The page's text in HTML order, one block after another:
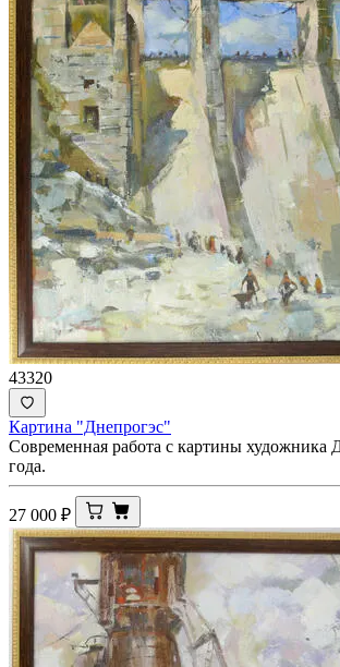
43320
Картина "Днепрогэс"
Современная работа с картины художника
года.
27 000 ₽